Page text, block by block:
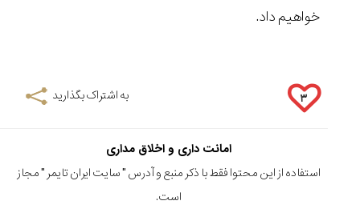
خواهیم داد.
۳ به اشتراک بگذارید
امانت داری و اخلاق مداری
استفاده از این محتوا فقط با ذکر منبع و آدرس "سایت ایران تایمر " مجاز
است.